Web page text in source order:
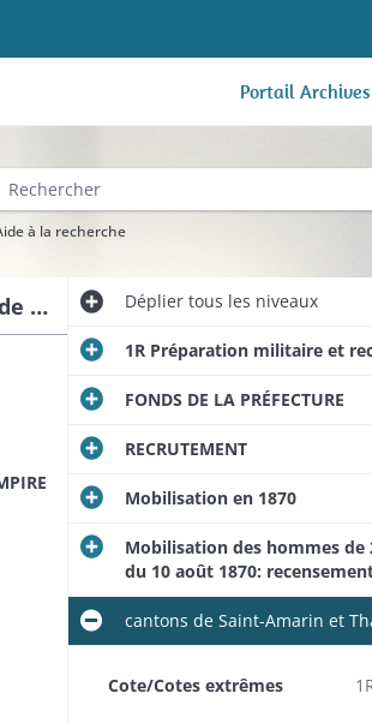
Portail
à la recherche
1R Préparation militaire et recrutement de l'armée Dépliertous les niveaux
1R Préparation militaire et
FONDS DE LA PRÉFECTURE
RECRUTEMENT
Mobilisation en 1870
Mobilisation des hommes de
du 10 août 1870:
cantons de Saint-Amarin et
Cote/Cotes extrêmes